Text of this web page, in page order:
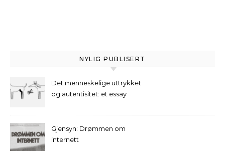
NYLIG PUBLISERT
Det menneskelige uttrykket
og autentisitet: et essay
Gjensyn: Drømmen om
internett